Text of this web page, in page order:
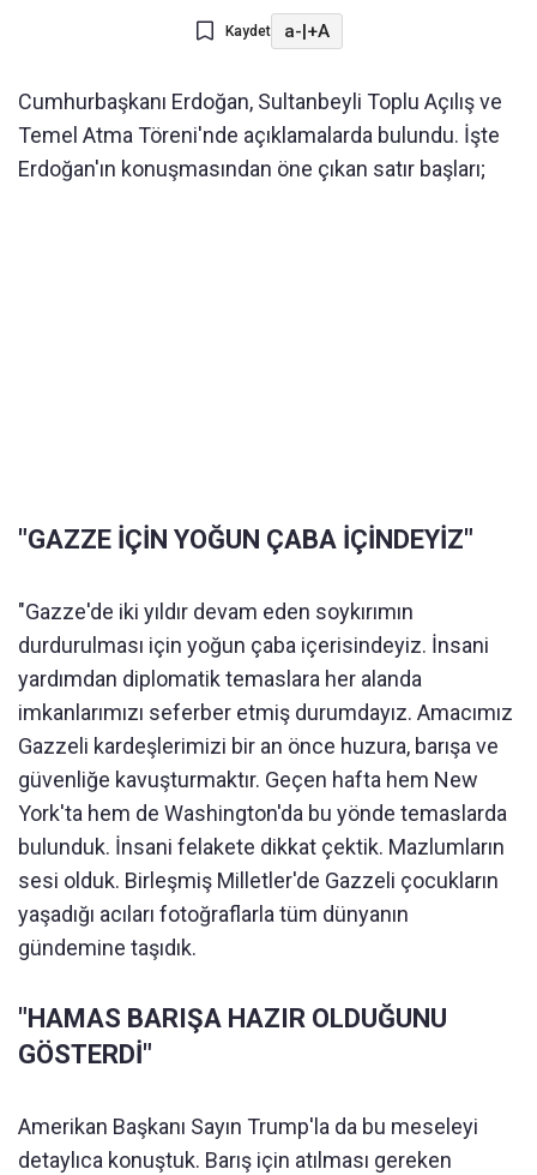
Kaydet a-|+A
Cumhurbaşkanı Erdoğan, Sultanbeyli Toplu Açılış ve
Temel Atma Töreni'nde açıklamalarda bulundu. İşte
Erdoğan'ın konuşmasından öne çıkan satır başları;
"GAZZE İÇİN YOĞUN ÇABA İÇİNDEYİZ"
"Gazze'de iki yıldır devam eden soykırımın
durdurulması için yoğun çaba içerisindeyiz. İnsani
yardımdan diplomatik temaslara her alanda
imkanlarımızı seferber etmiş durumdayız. Amacımız
Gazzeli kardeşlerimizi bir an önce huzura, barışa ve
güvenliğe kavuşturmaktır. Geçen hafta hem New
York'ta hem de Washington'da bu yönde temaslarda
bulunduk. İnsani felakete dikkat çektik. Mazlumların
sesi olduk. Birleşmiş Milletler'de Gazzeli çocukların
yaşadığı acıları fotoğraflarla tüm dünyanın
gündemine taşıdık.
"HAMAS BARIŞA HAZIR OLDUĞUNU
GÖSTERDİ"
Amerikan Başkanı Sayın Trump'la da bu meseleyi
detaylıca konuştuk. Barış için atılması gereken